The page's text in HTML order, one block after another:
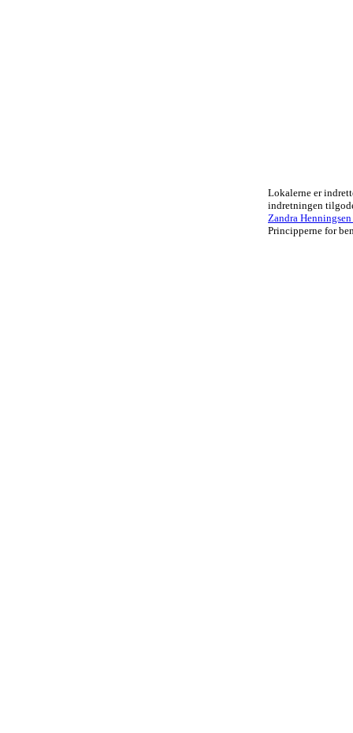
Lokalerne er
indretningen
Zandra Henningsen
Principperne for